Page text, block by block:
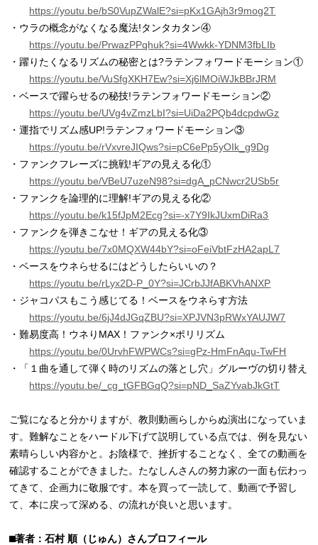
https://youtu.be/bS0VupZWalE?si=pKx1GAjh3r9mog2T
・ウラの概念がなくなる魔法!タンタカタン④
https://youtu.be/PrwazPPqhuk?si=4Wwkk-YDNM3fbLIb
・躍りたくなるリズムの秘密とは?ラテンフォワードモーション①
https://youtu.be/VuSfgXKH7Ew?si=Xj6lMOiWJkBBrJRM
・ベースで躍らせるの秘技!ラテンフォワードモーション②
https://youtu.be/UVg4vZmzLbI?si=UiDa2PQb4dcpdwGz
・運指でリズム感UP!ラテンフォワードモーション③
https://youtu.be/rVxvreJIQws?si=pC6ePp5yOIk_g9Dg
・ファンクフレーズに挑戦!ギアの見える化①
https://youtu.be/VBeU7uzeN98?si=dgA_pCNwcr2USb5r
・ファンクを論理的に理解!ギアの見える化②
https://youtu.be/k15fJpM2Ecg?si=-x7Y9IkJUxmDiRa3
・ファンクを弾きこなせ！ギアの見える化③
https://youtu.be/7x0MQXW44bY?si=oFeiVbtFzHA2apL7
・ベースをウネらせるにはどうしたらいいの？
https://youtu.be/rLyx2D-P_0Y?si=JCrbJJfABKVhANXP
・ジャコパスもこう感じてる！ベースをウネらす方法
https://youtu.be/6jJ4dJGqZBU?si=XPJVN3pRWxYAUJW7
・難易度高！ウネりMAX！ファンク×ポリリズム
https://youtu.be/0UrvhFWPWCs?si=gPz-HmFnAqu-TwFH
・「１曲を通して弾く時のリズムの落とし穴」グルーヴの切り替え
https://youtu.be/_cg_tGFBGqQ?si=pND_SaZYvabJkGtT
ご覧になると分かりますが、教則動画らしからぬ演出になっていま
す。難解なことをハードル下げて説明している点では、例を見ない
素晴らしい内容かと。お陰様で、挫折することなく、全ての動画を
確認することができました。たなしんさんの努力家の一面も伝わっ
てきて、企画力に敬服です。本を買って一読して、動画で予習し
て、本に戻って深める、の流れが良いと思います。
⬛︎著者：石村 順（じゅん）さんプロフィール